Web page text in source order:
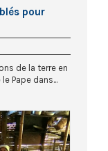
pour
de la terre en
Pape dans...